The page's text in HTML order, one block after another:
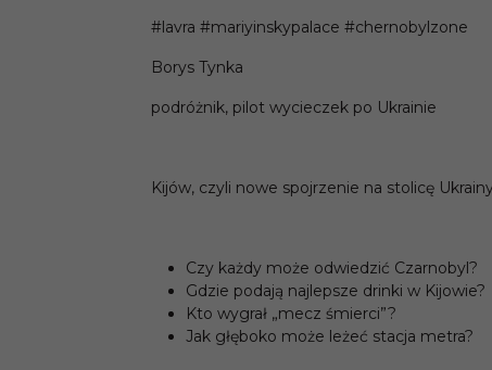
#lavra #mariyinskypalace #chernobylzone
Borys Tynka
podróżnik, pilot wycieczek po Ukrainie
Kijów, czyli nowe spojrzenie na stolicę
Czy każdy może odwiedzić Czarnobyl?
Gdzie podają najlepsze drinki w Kijowie?
Kto wygrał „mecz śmierci”?
Jak głęboko może leżeć stacja metra?